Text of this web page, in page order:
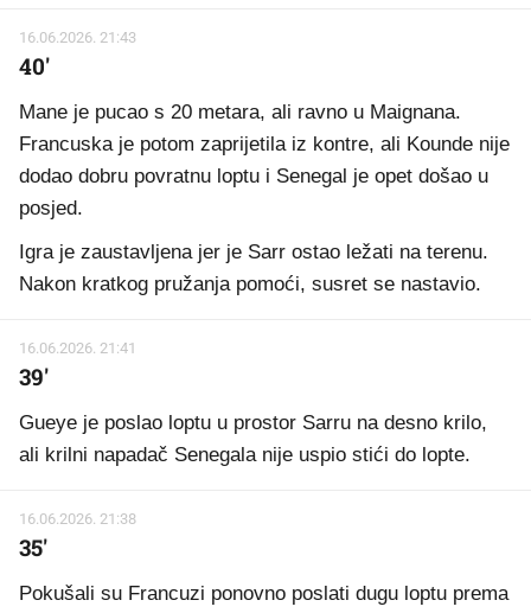
16.06.2026. 21:43
40'
Mane je pucao s 20 metara, ali ravno u Maignana.
Francuska je potom zaprijetila iz kontre, ali Kounde nije
dodao dobru povratnu loptu i Senegal je opet došao u
posjed.
Igra je zaustavljena jer je Sarr ostao ležati na terenu.
Nakon kratkog pružanja pomoći, susret se nastavio.
16.06.2026. 21:41
39'
Gueye je poslao loptu u prostor Sarru na desno krilo,
ali krilni napadač Senegala nije uspio stići do lopte.
16.06.2026. 21:38
35'
Pokušali su Francuzi ponovno poslati dugu loptu prema